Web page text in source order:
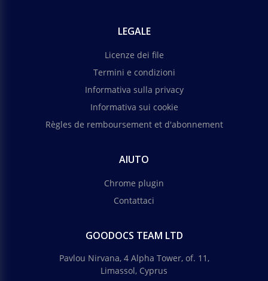
LEGALE
Licenze dei file
Termini e condizioni
Informativa sulla privacy
Informativa sui cookie
Règles de remboursement et d'abonnement
AIUTO
Chrome plugin
Contattaci
GOODOCS TEAM LTD
Pavlou Nirvana, 4 Alpha Tower, of. 11,
Limassol, Cyprus